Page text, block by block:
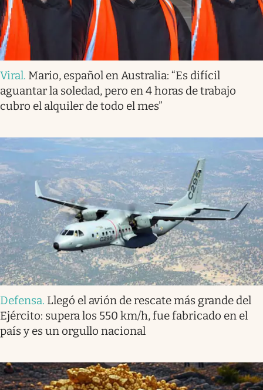
Viral. Mario, español en Australia: “Es difícil
aguantar la soledad, pero en 4 horas de trabajo
cubro el alquiler de todo el mes”
Defensa. Llegó el avión de rescate más grande del
Ejército: supera los 550 km/h, fue fabricado en el
país y es un orgullo nacional